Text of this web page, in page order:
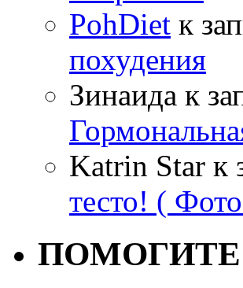
PohDiet к
похудения
Зинаида к
Katrin Star к
тесто! (